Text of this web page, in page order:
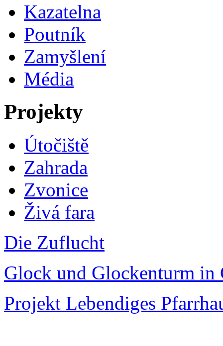
Kazatelna
Poutník
Zamyšlení
Média
Projekty
Útočiště
Zahrada
Zvonice
Živá fara
Die Zuflucht
Glock und Glockenturm in
Projekt Lebendiges